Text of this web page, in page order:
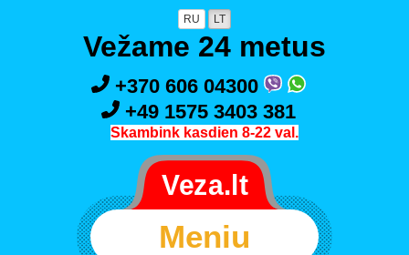
RU LT
Vežame 24 metus
+370 606 04300
+49 1575 3403 381
Skambink kasdien 8-22 val.
Meniu